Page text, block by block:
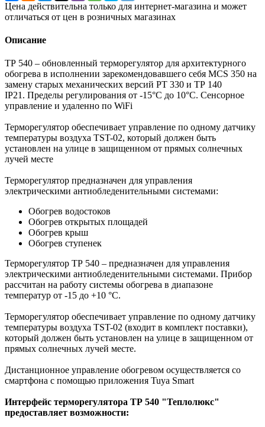
Цена действительна только для интернет-магазина и может
отличаться от цен в розничных магазинах
Описание
ТР 540 – обновленный терморегулятор для архитектурного
обогрева в исполнении зарекомендовавшего себя MCS 350 на
замену старых механических версий РТ 330 и ТР 140
IP21. Пределы регулирования от -15°С до 10°С. Сенсорное
управление и удаленно по WiFi
Терморегулятор обеспечивает управление по одному датчику
температуры воздуха TST-02, который должен быть
установлен на улице в защищенном от прямых солнечных
лучей месте
Терморегулятор предназначен для управления
электрическими антиобледенительными системами:
Обогрев водостоков
Обогрев открытых площадей
Обогрев крыш
Обогрев ступенек
Терморегулятор ТР 540 – предназначен для управления
электрическими антиобледенительными системами. Прибор
рассчитан на работу системы обогрева в диапазоне
температур от -15 до +10 °С.
Терморегулятор обеспечивает управление по одному датчику
температуры воздуха TST-02 (входит в комплект поставки),
который должен быть установлен на улице в защищенном от
прямых солнечных лучей месте.
Дистанционное управление обогревом осуществляется со
смартфона с помощью приложения Tuya Smart
Интерфейс терморегулятора ТР 540 "Теплолюкс"
предоставляет возможности: